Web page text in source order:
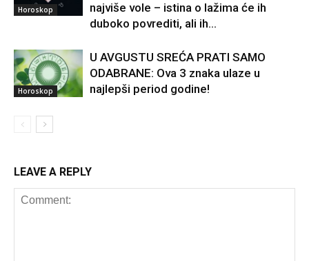
Horoskop
najviše vole – istina o lažima će ih
duboko povrediti, ali ih...
Horoskop
U AVGUSTU SREĆA PRATI SAMO
ODABRANE: Ova 3 znaka ulaze u
najlepši period godine!
LEAVE A REPLY